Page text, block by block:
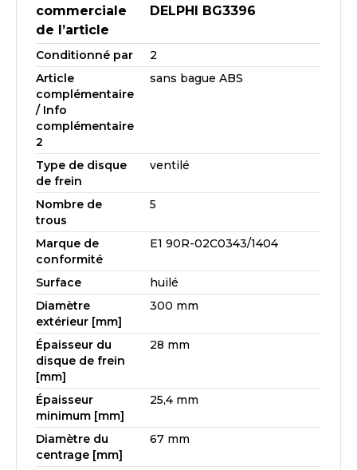
commerciale
de l’article
DELPHI BG3396
Conditionné par
2
Article
complémentaire
/ Info
complémentaire
2
sans bague ABS
Type de disque
de frein
ventilé
Nombre de
trous
5
Marque de
conformité
E1 90R-02C0343/1404
Surface
huilé
Diamètre
extérieur [mm]
300 mm
Épaisseur du
disque de frein
[mm]
28 mm
Épaisseur
minimum [mm]
25,4 mm
Diamètre du
centrage [mm]
67 mm